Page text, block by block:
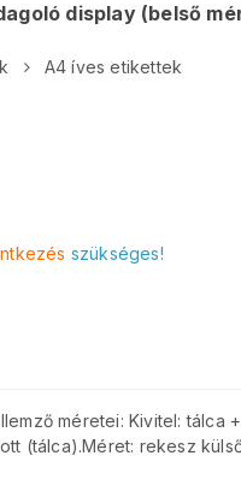
display (belső
A4 íves etikettek
szükséges!
méretei: Kivitel: tálca
(tálca).Méret: rekesz